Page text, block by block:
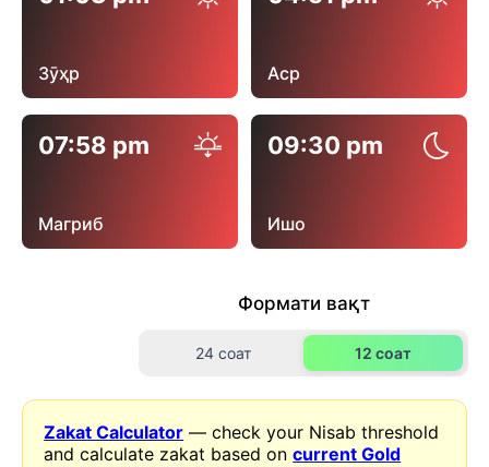
Зӯҳр Аср
07:58 pm
Магриб
09:30 pm
Ишо
Формати вақт
24 соат 12 соат
Zakat Calculator — check your Nisab threshold
and calculate zakat based oncurrent Gold